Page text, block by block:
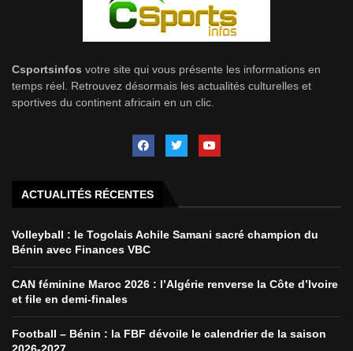
Csportsinfos votre site qui vous présente les informations en
temps réel. Retrouvez désormais les actualités culturelles et
sportives du continent africain en un clic.
ACTUALITÉS RÉCENTES
Volleyball : le Togolais Achile Samani sacré champion du
Bénin avec Finances VBC
CAN féminine Maroc 2026 : l’Algérie renverse la Côte d’Ivoire
et file en demi-finales
Football – Bénin : la FBF dévoile le calendrier de la saison
2026-2027